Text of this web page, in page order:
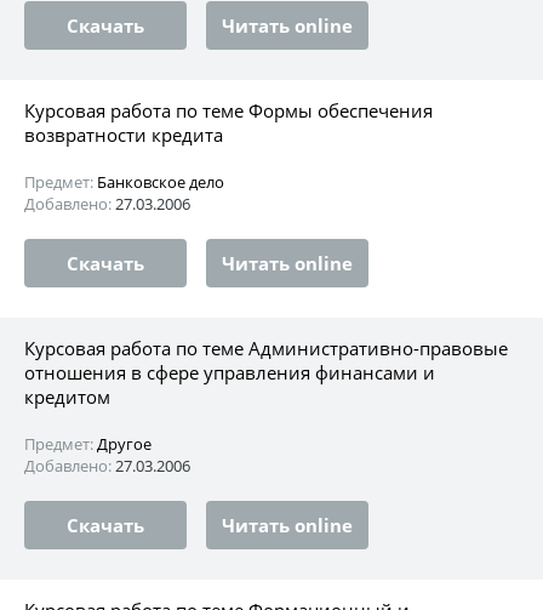
Скачать Читать online
Курсовая работа по теме Формы обеспечения
возвратности кредита
Предмет: Банковское дело
Добавлено:27.03.2006
Скачать Читать online
Курсовая работа по теме Административно-правовые
отношения в сфере управления финансами и
кредитом
Предмет:Другое
Добавлено:27.03.2006
Скачать Читать online